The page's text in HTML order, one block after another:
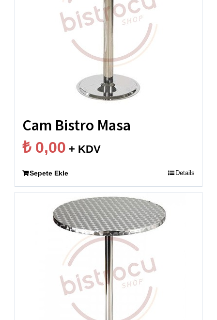
Mekanınıza değer katacak doğru ürünü seçmek,
güncel stok durumunu öğrenmek ve toptan fiyat
teklifi almak için bizimle iletişime geçebilirsiniz.
, kaliteli üretimi ve profesyonel
hizmetiyle işletmenizin en güçlü çözüm ortağı
olmaya devam ediyor.
Cam Bistro Masa
₺0,00 + KDV
Sepete Ekle Details